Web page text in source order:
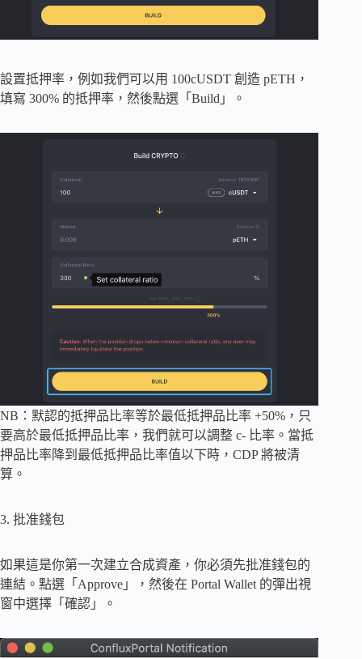
設置抵押率，例如我們可以用 100cUSDT 創造 pETH，
填寫 300% 的抵押率，然後點選「Build」。
NB：默認的抵押品比率等於最低抵押品比率 +50%，只
要高於最低抵押品比率，我們就可以調整 c- 比率。當抵
押品比率降到最低抵押品比率值以下時，CDP 將被清
算。
3. 批准錢包
如果這是你第一次建立合成資產，你必須先批准錢包的
連結。點選「Approve」，然後在 Portal Wallet 的彈出視
窗中選擇「確認」。